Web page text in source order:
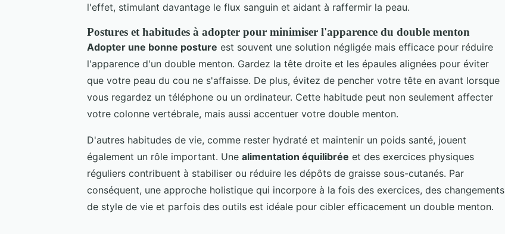
l'effet, stimulant davantage le flux sanguin et aidant à raffermir la peau.
Postures et habitudes à adopter pour minimiser l'apparence du double menton
Adopter une bonne posture est souvent une solution négligée mais efficace pour réduire
l'apparence d'un double menton. Gardez la tête droite et les épaules alignées pour éviter
que votre peau du cou ne s'affaisse. De plus, évitez de pencher votre tête en avant lorsque
vous regardez un téléphone ou un ordinateur. Cette habitude peut non seulement affecter
votre colonne vertébrale, mais aussi accentuer votre double menton.
D'autres habitudes de vie, comme rester hydraté et maintenir un poids santé, jouent
également un rôle important. Une alimentation équilibrée et des exercices physiques
réguliers contribuent à stabiliser ou réduire les dépôts de graisse sous-cutanés. Par
conséquent, une approche holistique qui incorpore à la fois des exercices, des changements
de style de vie et parfois des outils est idéale pour cibler efficacement un double menton.